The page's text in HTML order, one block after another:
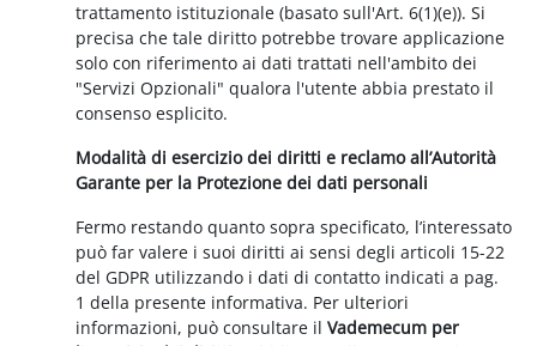
trattamento istituzionale (basato sull'Art. 6(1)(e)). Si
precisa che tale diritto potrebbe trovare applicazione
solo con riferimento ai dati trattati nell'ambito dei
"Servizi Opzionali" qualora l'utente abbia prestato il
consenso esplicito.
Modalità di esercizio dei diritti e reclamo all’Autorità
Garante per la Protezione dei dati personali
Fermo restando quanto sopra specificato, l’interessato
può far valere i suoi diritti ai sensi degli articoli 15-22
del GDPR utilizzando i dati di contatto indicati a pag.
1 della presente informativa. Per ulteriori
informazioni, può consultare ilVademecum per